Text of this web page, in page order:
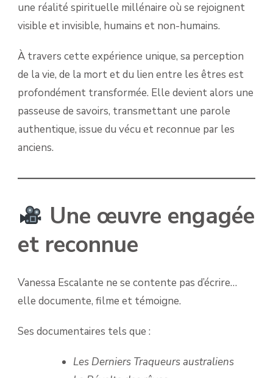
une réalité spirituelle millénaire où se rejoignent
visible et invisible, humains et non-humains.
À travers cette expérience unique, sa perception
de la vie, de la mort et du lien entre les êtres est
profondément transformée. Elle devient alors une
passeuse de savoirs, transmettant une parole
authentique, issue du vécu et reconnue par les
anciens.
Une œuvre engagée
et reconnue
Vanessa Escalante ne se contente pas d’écrire…
elle documente, filme et témoigne.
Ses documentaires tels que :
Les Derniers Traqueurs australiens